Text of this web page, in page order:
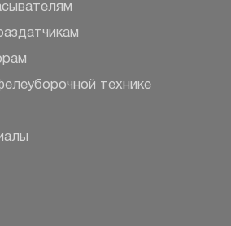
технике